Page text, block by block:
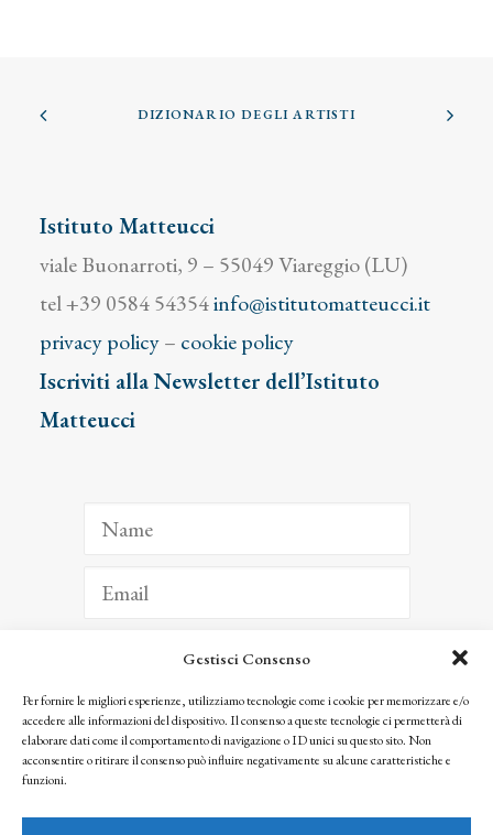
Gestisci Consenso
Per fornire le migliori esperienze, utilizziamo tecnologie come i cookie per memorizzare e/o
accedere alle informazioni del dispositivo. Il consenso a queste tecnologie ci permetterà di
elaborare dati come il comportamento di navigazione o ID unici su questo sito. Non
acconsentire o ritirare il consenso può influire negativamente su alcune caratteristiche e
funzioni.
DIZIONARIO DEGLI ARTISTI
Istituto Matteucci
viale Buonarroti, 9 – 55049 Viareggio (LU)
tel +39 0584 54354info@istitutomatteucci.it
privacy policy– cookie policy
Iscriviti alla Newsletter dell’Istituto
Matteucci
ISCRIVITI
Facendo clic per iscriverti, riconosci che le tue informazioni saranno trattate
seguendo la nostra Privacy Policy
© 2025 Istituto Matteucci. All right reserved
l’autorizzazione scritta dei proprietari dei diritti e dell’Istituto Matteucci